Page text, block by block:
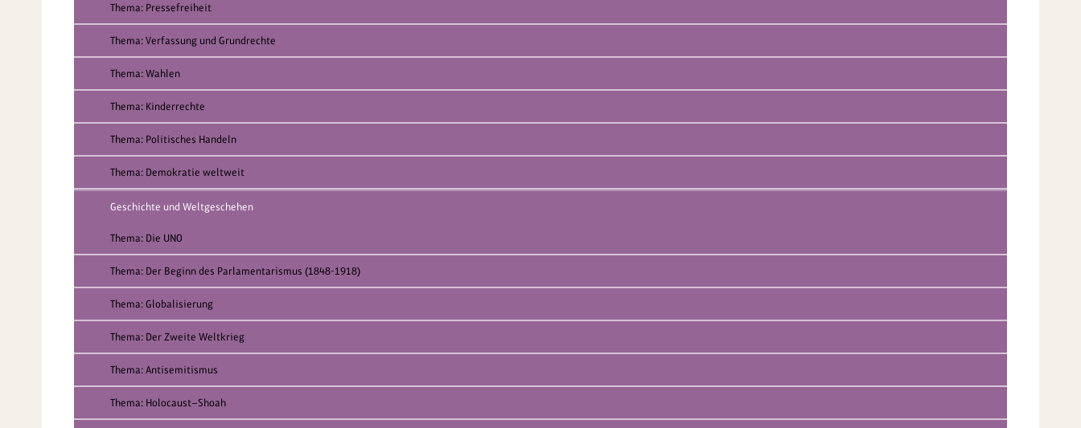
Thema: Pressefreiheit
Thema: Verfassung und Grundrechte
Thema: Wahlen
Thema: Kinderrechte
Thema: Politisches Handeln
Thema: Demokratie weltweit
Geschichte und Weltgeschehen
Thema: Die UNO
Thema: Der Beginn des Parlamentarismus (1848-1918)
Thema: Globalisierung
Thema: Der Zweite Weltkrieg
Thema: Antisemitismus
Thema: Holocaust—Shoah